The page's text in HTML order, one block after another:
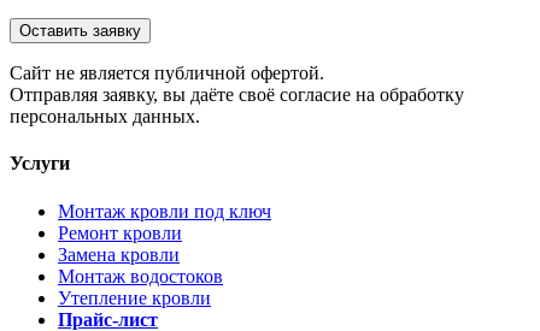
Оставить заявку
Cайт не является публичной офертой.
Отправляя заявку, вы даёте своё согласие на обработку
персональных данных.
Услуги
Монтаж кровли под ключ
Ремонт кровли
Замена кровли
Монтаж водостоков
Утепление кровли
Прайс-лист